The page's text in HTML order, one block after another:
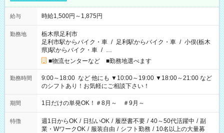
給与 時給1,500円～1,875円
勤務地
栃木県足利市
足利市駅からバイク・車 / 足利駅からバイク・車 / 小俣(栃木
県)駅からバイク・車 / …
■物流センターなど ■勤務地選べます
勤務時間
9:00～18:00 など 他にも ▼10:00～19:00 ▼18:00～21:00 など
のシフトあり！お気軽にご相談下さい！
期間 1日だけの単発OK！＃8月～ ＃9月～
特徴 週1日からOK / 日払いOK / 履歴書不要 / 40～50代活躍中 / 副
業・WワークOK / 服装自由 / シフト勤務 / 10名以上の大量募